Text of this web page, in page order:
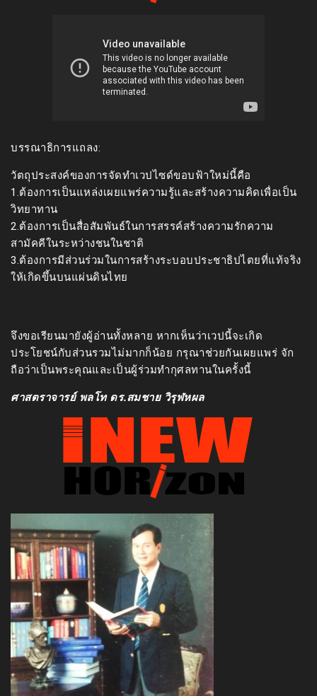
บรรณาธิการแถลง:
วัตถุประสงค์ของการจัดทำเวปไซด์ขอบฟ้าใหม่นี้คือ
1.ต้องการเป็นแหล่งเผยแพร่ความรู้และสร้างความคิดเพื่อเป็น
วิทยาทาน
2.ต้องการเป็นสื่อสัมพันธ์ในการสรรค์สร้างความรักความ
สามัคคีในระหว่างชนในชาติ
3.ต้องการมีส่วนร่วมในการสร้างระบอบประชาธิปไตยที่แท้จริง
ให้เกิดขึ้นบนแผ่นดินไทย
จึงขอเรียนมายังผู้อ่านทั้งหลาย หากเห็นว่าเวปนี้จะเกิด
ประโยชน์กับส่วนรวมไม่มากก็น้อย กรุณาช่วยกันเผยแพร่ จัก
ถือว่าเป็นพระคุณและเป็นผู้ร่วมทำกุศลทานในครั้งนี้
ศาสตราจารย์ พลโท ดร.สมชาย วิรุฬหผล